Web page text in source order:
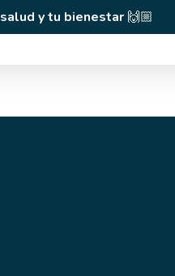
salud y tu bienestar🙌🏼